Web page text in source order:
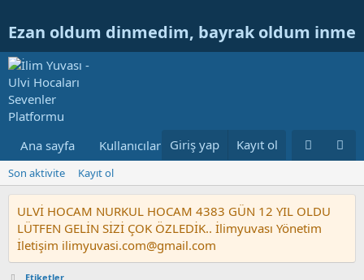
Ezan oldum dinmedim, bayrak oldum
Ana sayfa Kullanıcılar Ulvi Hocanın Konuları
Giriş yap Kayıt ol
Son aktivite Kayıt ol
ULVİ HOCAM NURKUL HOCAM 4383 GÜN 12 YIL OLDU
LÜTFEN GELİN SİZİ ÇOK ÖZLEDİK.. İlimyuvası Yönetim
İletişim ilimyuvasi.com@gmail.com
Etiketler